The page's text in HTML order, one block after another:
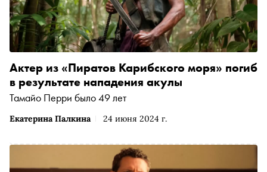
Екатерина Палкина 24 июня 2024 г.
Актер из «Пиратов Карибского моря» погиб
в результате нападения акулы
Тамайо Перри было 49 лет